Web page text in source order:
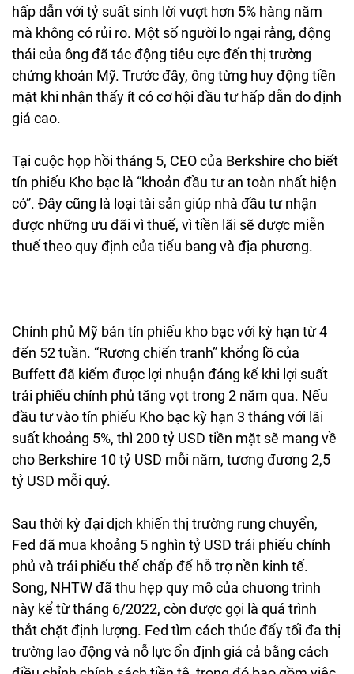
hấp dẫn với tỷ suất sinh lời vượt hơn 5% hàng năm
mà không có rủi ro. Một số người lo ngại rằng, động
thái của ông đã tác động tiêu cực đến thị trường
chứng khoán Mỹ. Trước đây, ông từng huy động tiền
mặt khi nhận thấy ít có cơ hội đầu tư hấp dẫn do định
giá cao.
Tại cuộc họp hồi tháng 5, CEO của Berkshire cho biết
tín phiếu Kho bạc là “khoản đầu tư an toàn nhất hiện
có”. Đây cũng là loại tài sản giúp nhà đầu tư nhận
được những ưu đãi vì thuế, vì tiền lãi sẽ được miễn
thuế theo quy định của tiểu bang và địa phương.
Chính phủ Mỹ bán tín phiếu kho bạc với kỳ hạn từ 4
đến 52 tuần. “Rương chiến tranh” khổng lồ của
Buffett đã kiếm được lợi nhuận đáng kể khi lợi suất
trái phiếu chính phủ tăng vọt trong 2 năm qua. Nếu
đầu tư vào tín phiếu Kho bạc kỳ hạn 3 tháng với lãi
suất khoảng 5%, thì 200 tỷ USD tiền mặt sẽ mang về
cho Berkshire 10 tỷ USD mỗi năm, tương đương 2,5
tỷ USD mỗi quý.
Sau thời kỳ đại dịch khiến thị trường rung chuyển,
Fed đã mua khoảng 5 nghìn tỷ USD trái phiếu chính
phủ và trái phiếu thế chấp để hỗ trợ nền kinh tế.
Song, NHTW đã thu hẹp quy mô của chương trình
này kể từ tháng 6/2022, còn được gọi là quá trình
thắt chặt định lượng. Fed tìm cách thúc đẩy tối đa thị
trường lao động và nỗ lực ổn định giá cả bằng cách